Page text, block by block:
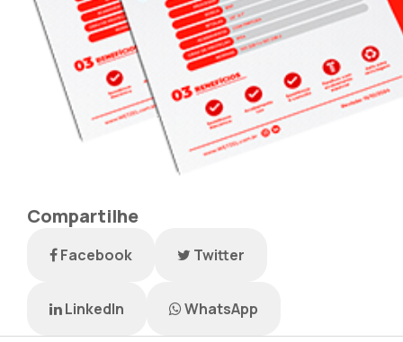
Compartilhe
Facebook Twitter
LinkedIn WhatsApp